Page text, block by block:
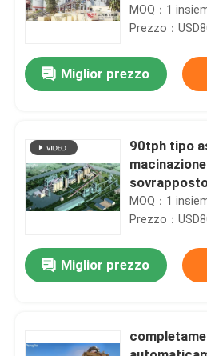
40tph
MOQ：1
Prezzo：
Miglior prezzo
90tph tipo
cemento
MOQ：1
Prezzo：
Miglior prezzo